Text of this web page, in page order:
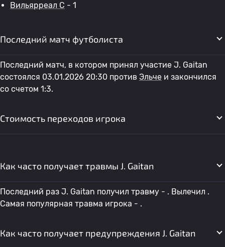
Вильярреал C - 1
Последний матч футболиста
Последний матч, в котором принял участие J. Gaitan
состоялся 03.01.2026 20:30 против Эльче и закончился
со счетом 1:3.
Стоимость переходов игрока
Как часто получает травмы J. Gaitan
Последний раз J. Gaitan получил травму - . Вылечил .
Самая популярная травма игрока - .
Как часто получает предупреждения J. Gaitan